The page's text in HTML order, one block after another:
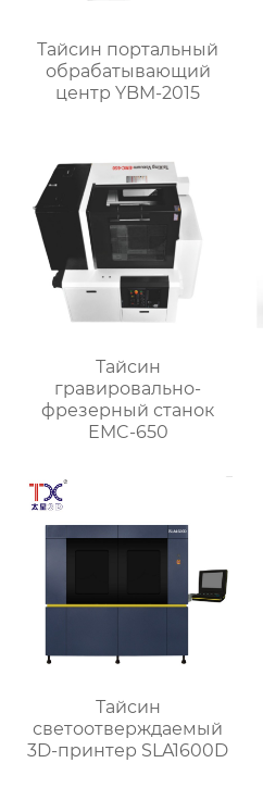
Тайсин портальный
обрабатывающий
центр YBM-2015
Тайсин
гравировально-
фрезерный станок
EMC-650
Тайсин
светоотверждаемый
3D-принтер SLA1600D